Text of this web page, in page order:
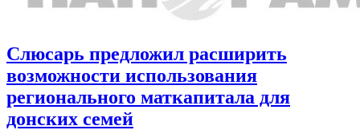
Слюсарь предложил расширить
возможности использования
регионального маткапитала для
донских семей